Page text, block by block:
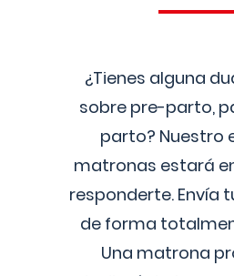
¿Tienes alguna
sobre pre-parto,
parto? Nuestro
matronas estará
responderte. Envía
de forma
Una matrona